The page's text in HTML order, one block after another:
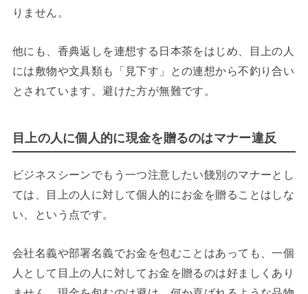
りません。
他にも、香典返しを連想する日本茶をはじめ、目上の人
には敷物や文具類も「見下す」との連想から不釣り合い
とされています。避けた方が無難です。
目上の人に個人的に現金を贈るのはマナー違反
ビジネスシーンでもう一つ注意したい餞別のマナーとし
ては、目上の人に対して個人的にお金を贈ることはしな
い、という点です。
会社名義や部署名義でお金を包むことはあっても、一個
人として目上の人に対してお金を贈るのは好ましくあり